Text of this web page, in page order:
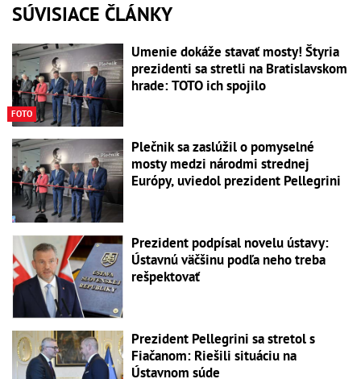
SÚVISIACE ČLÁNKY
FOTO
Umenie dokáže stavať mosty! Štyria
prezidenti sa stretli na Bratislavskom
hrade: TOTO ich spojilo
Plečnik sa zaslúžil o pomyselné
mosty medzi národmi strednej
Európy, uviedol prezident Pellegrini
Prezident podpísal novelu ústavy:
Ústavnú väčšinu podľa neho treba
rešpektovať
Prezident Pellegrini sa stretol s
Fiačanom: Riešili situáciu na
Ústavnom súde